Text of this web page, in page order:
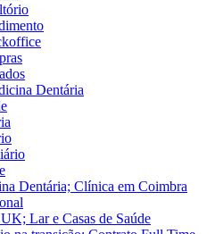
Dentária
Dentária; Clínica em Coimbra
Lar e Casas de Saúde